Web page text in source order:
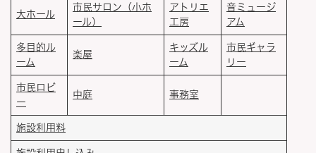
大ホール
市民サロン（小ホ
ール）
アトリエ
工房
音ミュージ
アム
多目的ル
ーム
楽屋
キッズル
ーム
市民ギャラ
リー
市民ロビ
ー
中庭 事務室
施設利用料